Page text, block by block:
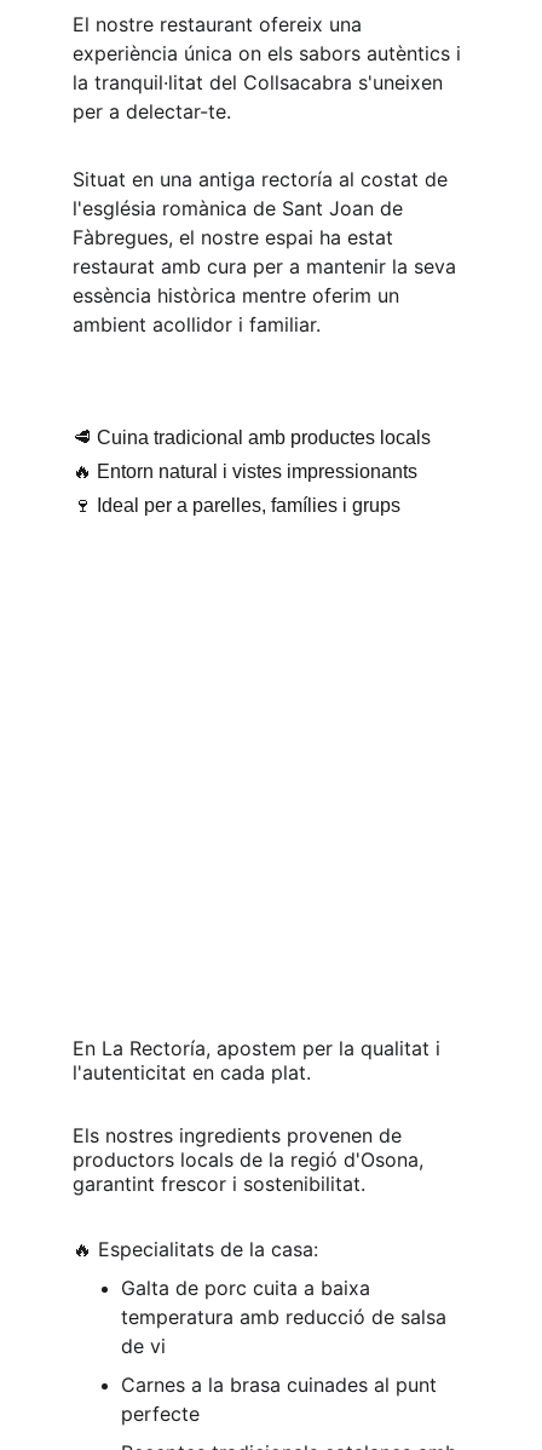
El nostre restaurant ofereix una
experiència única on els sabors autèntics i
la tranquil·litat del Collsacabra s'uneixen
per a delectar-te.
Situat en una antiga rectoría al costat de
l'església romànica de Sant Joan de
Fàbregues, el nostre espai ha estat
restaurat amb cura per a mantenir la seva
essència històrica mentre oferim un
ambient acollidor i familiar.
🥩 Cuina tradicional amb productes locals
🔥 Entorn natural i vistes impressionants
🍷 Ideal per a parelles, famílies i grups
En La Rectoría, apostem per la qualitat i
l'autenticitat en cada plat.
Els nostres ingredients provenen de
productors locals de la regió d'Osona,
garantint frescor i sostenibilitat.
🔥 Especialitats de la casa:
Galta de porc cuita a baixa
temperatura amb reducció de salsa
de vi
Carnes a la brasa cuinades al punt
perfecte